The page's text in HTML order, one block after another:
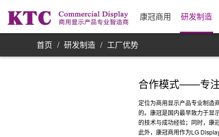
康冠商用 研发制造
首页 / 研发制造 / 工厂优势
合作模式——专
定位为商用显示产品专业制造
的。康冠是国内最早致力于显
的技术与成功经验；同时，康
此外，康冠商用作为LG